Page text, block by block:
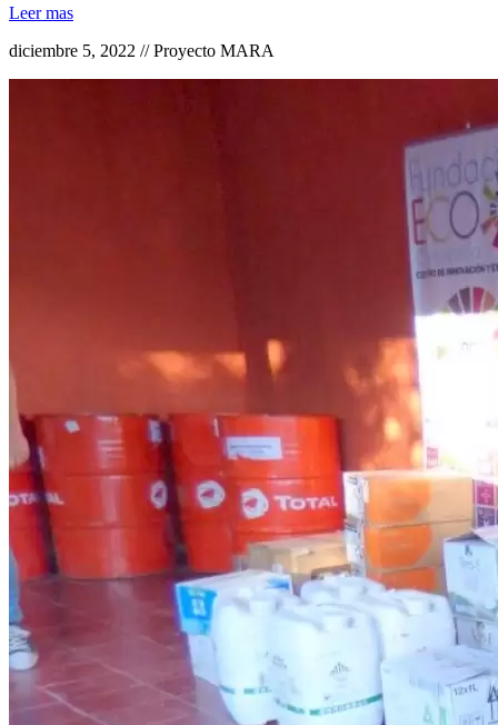
Leer mas
diciembre 5, 2022 // Proyecto MARA